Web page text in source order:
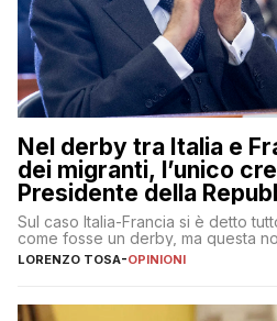
Nel derby tra Italia e
dei migranti, l’unico
Presidente della
Sul caso Italia-Francia si è detto
come fosse un derby, ma questa
LORENZO TOSA-OPINIONI